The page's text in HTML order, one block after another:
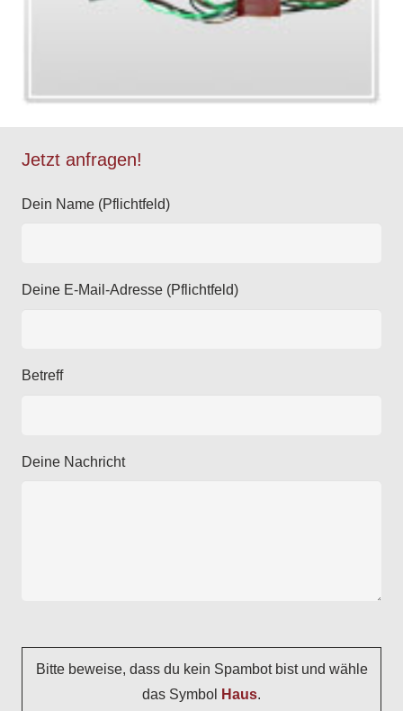
Jetzt anfragen!
Dein Name (Pflichtfeld)
Deine E-Mail-Adresse (Pflichtfeld)
Betreff
Deine Nachricht
Bitte beweise, dass du kein Spambot bist und wähle
das Symbol
Haus.